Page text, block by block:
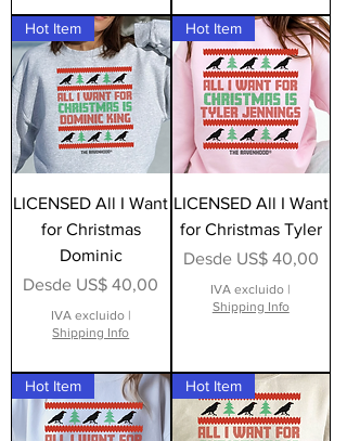
Hot Item
LICENSED All I Want
for Christmas
Dominic
Desde US$ 40,00
Precio de oferta
IVA excluido|
Shipping Info
Hot Item
LICENSED All I Want
for Christmas Tyler
Desde US$ 40,00
Precio de oferta
IVA excluido |
Shipping Info
Hot Item Hot Item